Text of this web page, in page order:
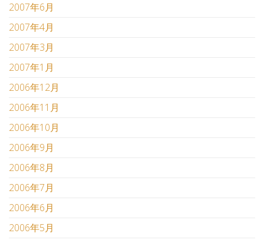
2007年6月
2007年4月
2007年3月
2007年1月
2006年12月
2006年11月
2006年10月
2006年9月
2006年8月
2006年7月
2006年6月
2006年5月